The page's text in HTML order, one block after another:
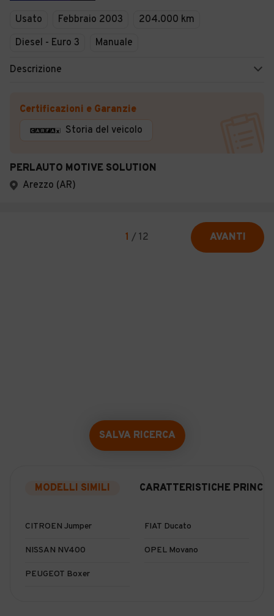
Usato Febbraio 2003
204.000 km
Diesel - Euro 3
Manuale
Descrizione
Certificazioni e Garanzie
Storia del veicolo
PERLAUTO MOTIVE SOLUTION
Arezzo (AR)
1 / 12 AVANTI
SALVA RICERCA
MODELLI SIMILI CARATTERISTICHE
CITROEN Jumper FIAT Ducato
NISSAN NV400 OPEL Movano
PEUGEOT Boxer